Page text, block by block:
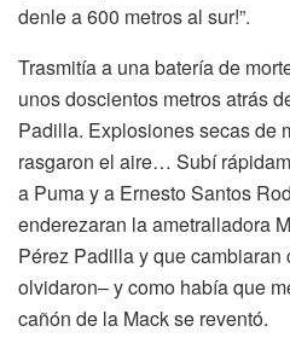
denle a 600 metros al sur!”.
Trasmitía a una batería de
unos doscientos metros atrás
Padilla. Explosiones secas de
rasgaron el aire… Subí
a Puma y a Ernesto Santos
enderezaran la ametralladora
Pérez Padilla y que cambiaran
olvidaron– y como había que
cañón de la Mack se reventó.